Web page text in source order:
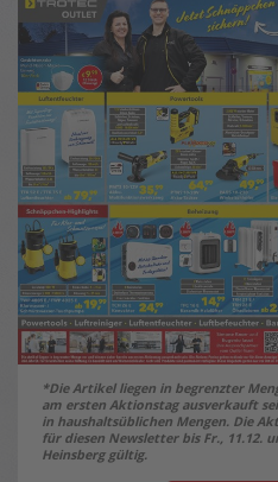
*Die Artikel liegen in begrenzter
am ersten Aktionstag ausverkauft
in haushaltsüblichen Mengen. Die
für diesen Newsletter bis Fr., 11.12.
Heinsberg gültig.